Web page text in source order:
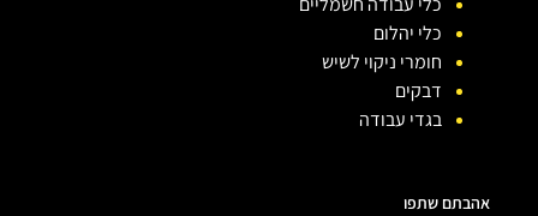
כלי יהלום
חומרי ניקוי לשיש
דבקים
בגדי עבודה
אהבתם שתפו